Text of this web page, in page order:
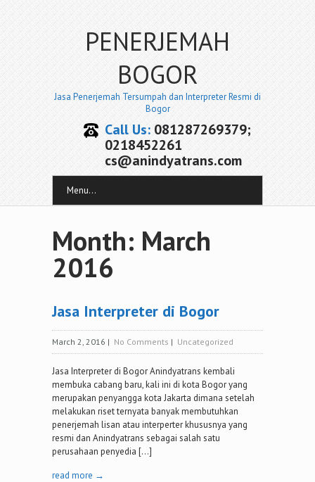
PENERJEMAH
BOGOR
Jasa Penerjemah Tersumpah dan Interpreter Resmi di
Bogor
Call Us:081287269379;
0218452261
cs@anindyatrans.com
Menu...
Month: March
2016
Jasa Interpreter di Bogor
March 2, 2016 | No Comments | Uncategorized
Jasa Interpreter di Bogor Anindyatrans kembali
membuka cabang baru, kali ini di kota Bogor yang
merupakan penyangga kota Jakarta dimana setelah
melakukan riset ternyata banyak membutuhkan
penerjemah lisan atau interperter khususnya yang
resmi dan Anindyatrans sebagai salah satu
perusahaan penyedia […]
read more →